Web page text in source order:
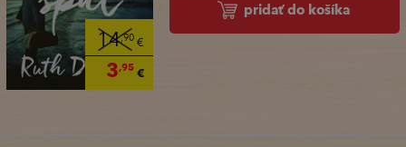
14,90€
3,95€
pridať do košíka